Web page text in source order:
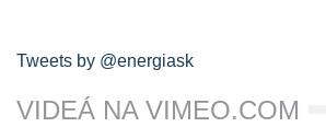
Tweets by @energiask
VIDEÁ NA VIMEO.COM